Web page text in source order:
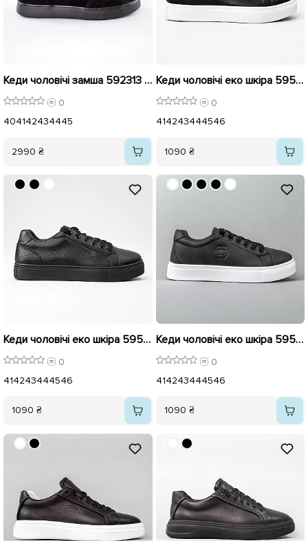
Кеди чоловічі замша 592313 Чорні
0
404142434445
2990 ₴
Кеди чоловічі еко шкіра 595875 Чорні
0
414243444546
1090 ₴
Кеди чоловічі еко шкіра 595876 Чорні
0
414243444546
1090 ₴
Кеди чоловічі еко шкіра 595764 Чорні
0
414243444546
1090 ₴